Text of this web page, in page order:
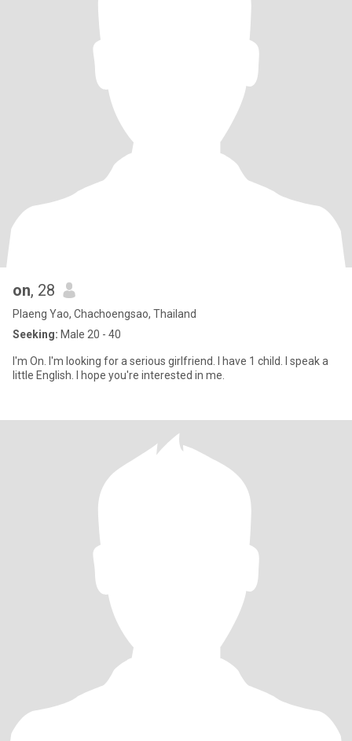
on, 28
Plaeng Yao, Chachoengsao, Thailand
Seeking: Male 20 - 40
I'm On. I'm looking for a serious girlfriend. I have 1 child. I speak a
little English. I hope you're interested in me.